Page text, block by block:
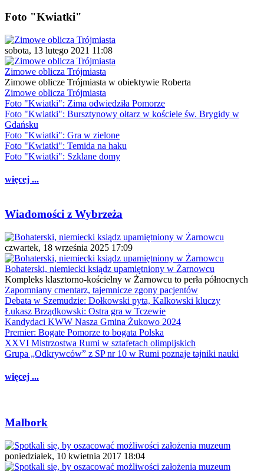
Foto "Kwiatki"
sobota, 13 lutego 2021 11:08
Zimowe oblicza Trójmiasta
Zimowe oblicze Trójmiasta w obiektywie Roberta
Zimowe oblicza Trójmiasta
Foto "Kwiatki": Zima odwiedziła Pomorze
Foto "Kwiatki": Bursztynowy ołtarz w kościele św. Brygidy w
Gdańsku
Foto "Kwiatki": Gra w zielone
Foto "Kwiatki": Temida na haku
Foto "Kwiatki": Szklane domy
więcej ...
Wiadomości z Wybrzeża
czwartek, 18 września 2025 17:09
Bohaterski, niemiecki ksiądz upamiętniony w Żarnowcu
Kompleks klasztorno-kościelny w Żarnowcu to perła północnych
Zapomniany cmentarz, tajemnicze zgony pacjentów
Debata w Szemudzie: Dołkowski pyta, Kalkowski kluczy
Łukasz Brządkowski: Ostra gra w Tczewie
Kandydaci KWW Nasza Gmina Żukowo 2024
Premier: Bogate Pomorze to bogata Polska
XXVI Mistrzostwa Rumi w sztafetach olimpijskich
Grupa „Odkrywców” z SP nr 10 w Rumi poznaje tajniki nauki
więcej ...
Malbork
poniedziałek, 10 kwietnia 2017 18:04